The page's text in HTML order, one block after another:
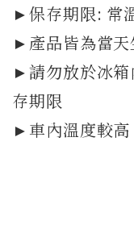
►保存期限: 常
►產品皆為當天
►請勿放於冰箱
存期限
►車內溫度較高